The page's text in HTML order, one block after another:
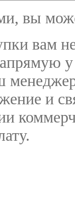
вы
вам
и